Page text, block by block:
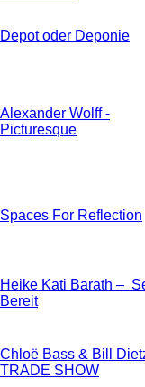
Depot oder Deponie
Alexander Wolff -
Picturesque
Spaces For Reflection
Heike Kati Barath –
Bereit
Chloë Bass & Bill
TRADE SHOW